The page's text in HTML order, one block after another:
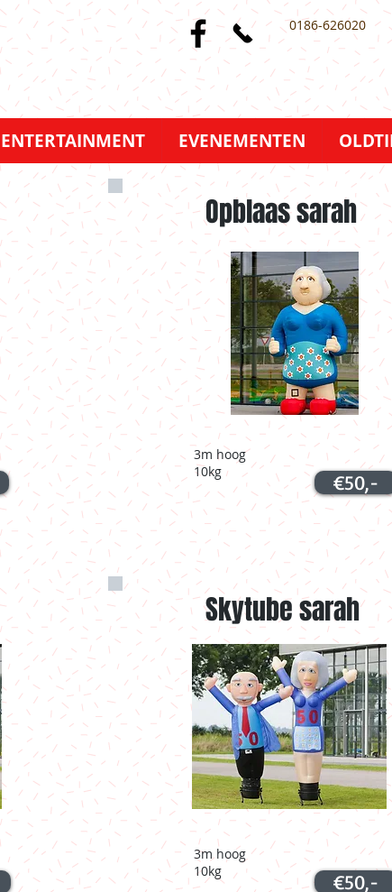
0186-626020
ENTERTAINMENT EVENEMENTEN
Opblaas sarah
€50,-
3m hoog
10kg
Skytube sarah
€50,-
3m hoog
10kg